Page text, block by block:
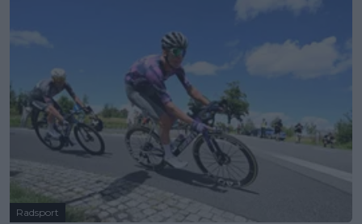
Radsport